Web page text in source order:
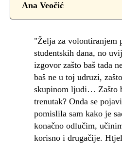
Ana Veočić
"Želja za volontiranjem
studentskih dana, no
izgovor zašto baš tada
baš ne u toj udruzi,
skupinom ljudi… Zašto
trenutak? Onda se
pomislila sam kako je
konačno odlučim,
korisno i drugačije.